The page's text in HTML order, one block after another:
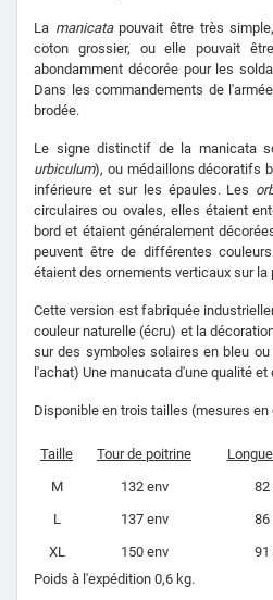
La manicata pouvait être très
coton grossier, ou elle pouvait
abondamment décorée pour les
Dans les commandements de
brodée.
Le signe distinctif de la manicata
urbiculum), ou médaillons décoratifs
inférieure et sur les épaules. Les
circulaires ou ovales, elles étaient
bord et étaient généralement
peuvent être de différentes
étaient des ornements verticaux sur la
Cette version est fabriquée
couleur naturelle (écru) et la
sur des symboles solaires en bleu
l'achat) Une manucata d'une qualité
Disponible en trois tailles (mesures en
Taille Tour de poitrine
M
132 env
82
L
137 env
86
XL
150 env
91
Poids à l'expédition 0,6 kg.